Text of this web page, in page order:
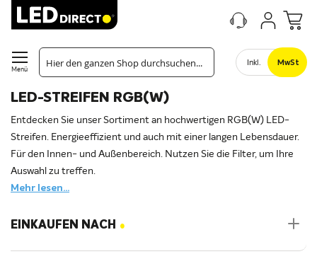
Menü
Inkl. MwSt
LED-STREIFEN RGB(W)
Entdecken Sie unser Sortiment an hochwertigen RGB(W) LED-
Streifen. Energieeffizient und auch mit einer langen Lebensdauer.
Für den Innen- und Außenbereich. Nutzen Sie die Filter, um Ihre
Auswahl zu treffen.
Mehr lesen...
EINKAUFEN NACH .